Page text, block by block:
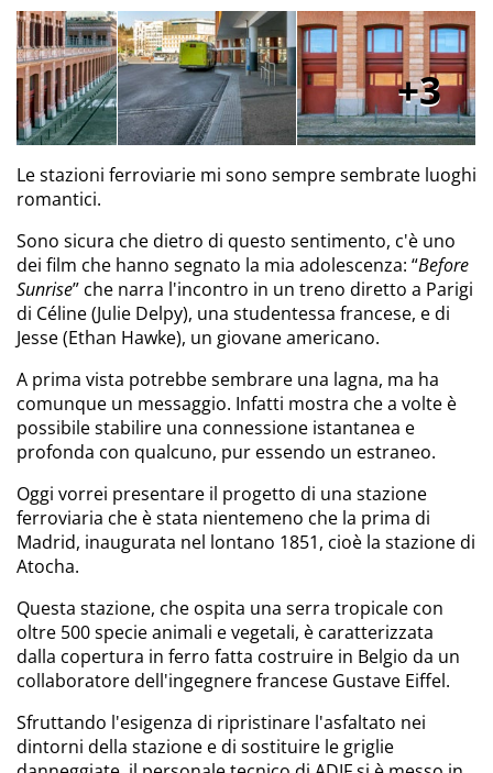
3
Le stazioni ferroviarie mi sono sempre sembrate luoghi
romantici.
Sono sicura che dietro di questo sentimento, c'è uno
dei film che hanno segnato la mia adolescenza: “Before
Sunrise” che narra l'incontro in un treno diretto a Parigi
di Céline (Julie Delpy), una studentessa francese, e di
Jesse (Ethan Hawke), un giovane americano.
A prima vista potrebbe sembrare una lagna, ma ha
comunque un messaggio. Infatti mostra che a volte è
possibile stabilire una connessione istantanea e
profonda con qualcuno, pur essendo un estraneo.
Oggi vorrei presentare il progetto di una stazione
ferroviaria che è stata nientemeno che la prima di
Madrid, inaugurata nel lontano 1851, cioè la stazione di
Atocha.
Questa stazione, che ospita una serra tropicale con
oltre 500 specie animali e vegetali, è caratterizzata
dalla copertura in ferro fatta costruire in Belgio da un
collaboratore dell'ingegnere francese Gustave Eiffel.
Sfruttando l'esigenza di ripristinare l'asfaltato nei
dintorni della stazione e di sostituire le griglie